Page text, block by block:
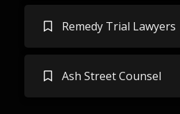
Remedy Trial Lawyers
Ash Street Counsel